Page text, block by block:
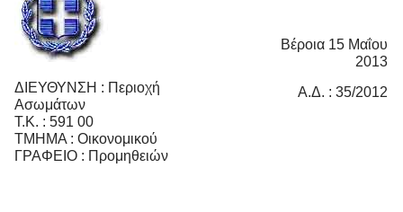
ΔΙΕΥΘΥΝΣΗ : Περιοχή
Ασωμάτων
Τ.Κ. : 591 00
ΤΜΗΜΑ : Οικονομικού
ΓΡΑΦΕΙΟ : Προμηθειών
Βέροια 15 Μαΐου
2013
Α.Δ. : 35/2012